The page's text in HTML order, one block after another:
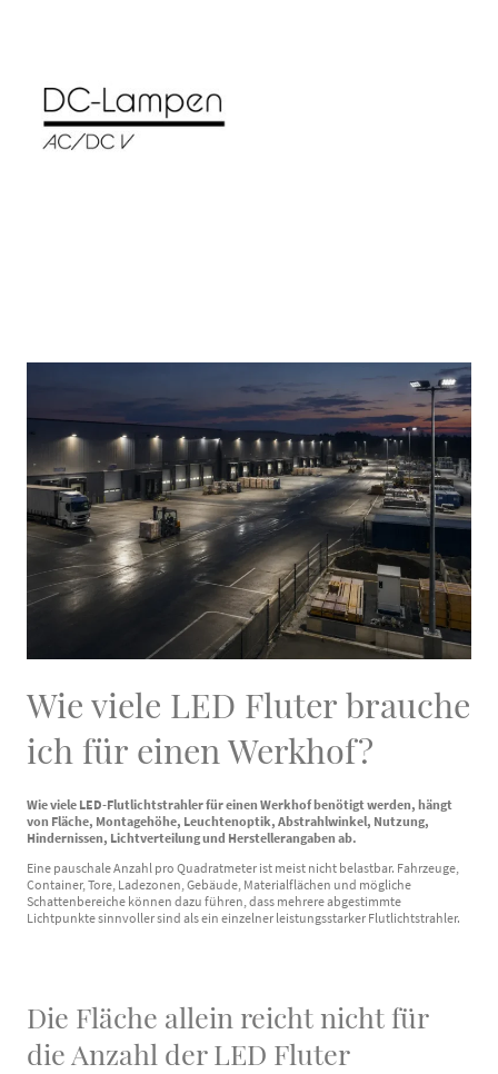
Wie viele LED Fluter brauche
ich für einen Werkhof?
Wie viele LED-Flutlichtstrahler für einen Werkhof benötigt werden, hängt
von Fläche, Montagehöhe, Leuchtenoptik, Abstrahlwinkel, Nutzung,
Hindernissen, Lichtverteilung und Herstellerangaben ab.
Eine pauschale Anzahl pro Quadratmeter ist meist nicht belastbar. Fahrzeuge,
Container, Tore, Ladezonen, Gebäude, Materialflächen und mögliche
Schattenbereiche können dazu führen, dass mehrere abgestimmte
Lichtpunkte sinnvoller sind als ein einzelner leistungsstarker Flutlichtstrahler.
Die Fläche allein reicht nicht für
die Anzahl der LED Fluter